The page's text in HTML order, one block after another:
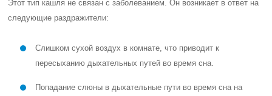
Этот тип кашля не связан с заболеванием. Он возникает в ответ на
следующие раздражители:
Слишком сухой воздух в комнате, что приводит к
пересыханию дыхательных путей во время сна.
Попадание слюны в дыхательные пути во время сна на